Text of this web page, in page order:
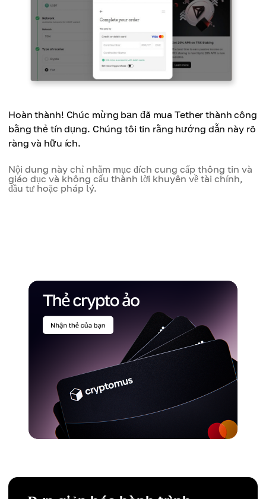
Hoàn thành! Chúc mừng bạn đã mua Tether thành công
bằng thẻ tín dụng. Chúng tôi tin rằng hướng dẫn này rõ
ràng và hữu ích.
Nội dung này chỉ nhằm mục đích cung cấp thông tin và
giáo dục và không cấu thành lời khuyên về tài chính,
đầu tư hoặc pháp lý.